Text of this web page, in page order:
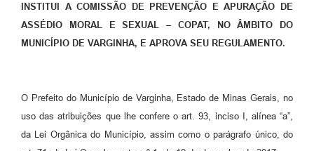
INSTITUI A COMISSÃO DE PREVENÇÃO E APURAÇÃO DE
ASSÉDIO MORAL E SEXUAL – COPAT, NO ÂMBITO DO
MUNICÍPIO DE VARGINHA, E APROVA SEU REGULAMENTO.
O Prefeito do Município de Varginha, Estado de Minas Gerais, no
uso das atribuições que lhe confere o art. 93, inciso I, alínea “a”,
da Lei Orgânica do Município, assim como o parágrafo único, do